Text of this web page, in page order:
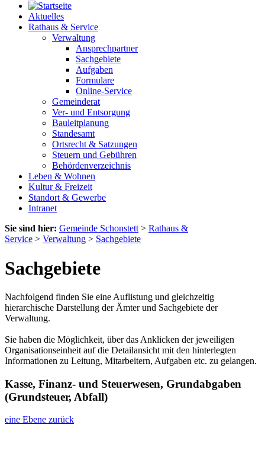
Aktuelles
Rathaus & Service
Verwaltung
Ansprechpartner
Sachgebiete
Aufgaben
Formulare
Online-Service
Gemeinderat
Ver- und Entsorgung
Bauleitplanung
Standesamt
Ortsrecht & Satzungen
Steuern und Gebühren
Behördenverzeichnis
Leben & Wohnen
Kultur & Freizeit
Standort & Gewerbe
Intranet
Sie sind hier: Gemeinde Schonstett > Rathaus &
Service > Verwaltung > Sachgebiete
Sachgebiete
Nachfolgend finden Sie eine Auflistung und gleichzeitig
hierarchische Darstellung der Ämter und Sachgebiete der
Verwaltung.
Sie haben die Möglichkeit, über das Anklicken der jeweiligen
Organisationseinheit auf die Detailansicht mit den hinterlegten
Informationen zu Leitung, Mitarbeitern, Aufgaben etc. zu gelangen.
Kasse, Finanz- und Steuerwesen, Grundabgaben
(Grundsteuer, Abfall)
eine Ebene zurück